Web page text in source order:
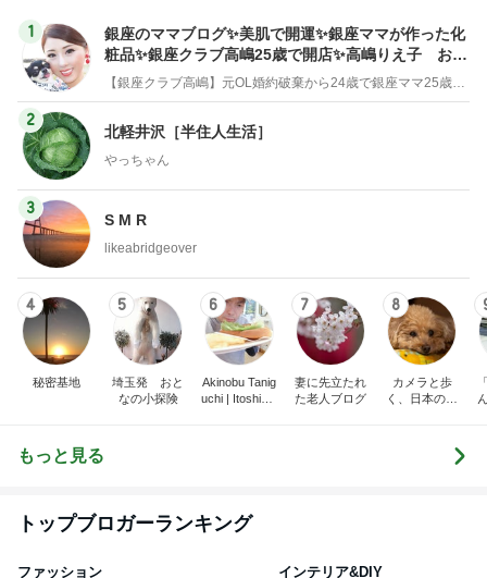
1
銀座のママブログ✨美肌で開運✨銀座ママが作った化
粧品✨銀座クラブ高嶋25歳で開店✨高嶋りえ子 お着
物でエルメス バーキン コーデ
2
北軽井沢［半住人生活］
やっちゃん
3
S M R
likeabridgeover
4
秘密基地
5
埼玉発 おと
なの小探険
6
Akinobu Tanig
uchi | Itoshima
7
妻に先立たれ
た老人ブログ
8
カメラと歩
く、日本の風
もっと見る
トップブロガーランキング
ファッション インテリア&DIY